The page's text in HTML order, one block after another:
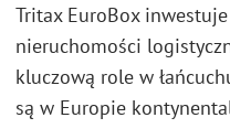
Tritax EuroBox
nieruchomości
kluczową role w
są w Europie